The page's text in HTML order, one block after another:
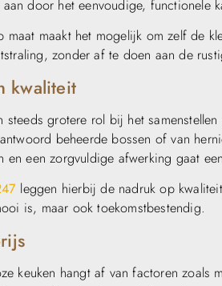
door het eenvoudige, functionele
maat maakt het mogelijk om zelf de
zonder af te doen aan de
kwaliteit
steeds grotere rol bij het
beheerde bossen of van
en een zorgvuldige afwerking gaat
leggen hierbij de nadruk op
is, maar ook toekomstbestendig.
keuken hangt af van factoren zoals